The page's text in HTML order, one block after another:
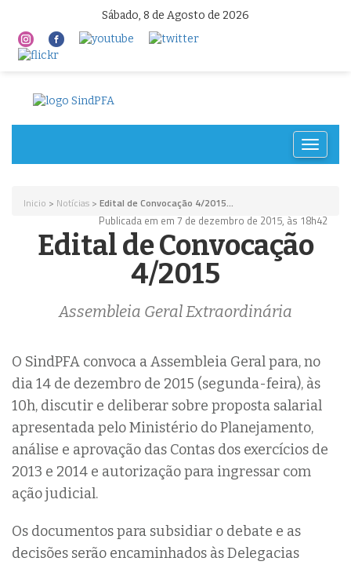
Sábado, 8 de Agosto de 2026
Toggle
Inicio > Notícias > Edital de Convocação 4/2015...
Publicada em em 7 de dezembro de 2015, às 18h42
Edital de Convocação
4/2015
Assembleia Geral Extraordinária
O SindPFA convoca a Assembleia Geral para, no
dia 14 de dezembro de 2015 (segunda-feira), às
10h, discutir e deliberar sobre proposta salarial
apresentada pelo Ministério do Planejamento,
análise e aprovação das Contas dos exercícios de
2013 e 2014 e autorização para ingressar com
ação judicial.
Os documentos para subsidiar o debate e as
decisões serão encaminhados às Delegacias